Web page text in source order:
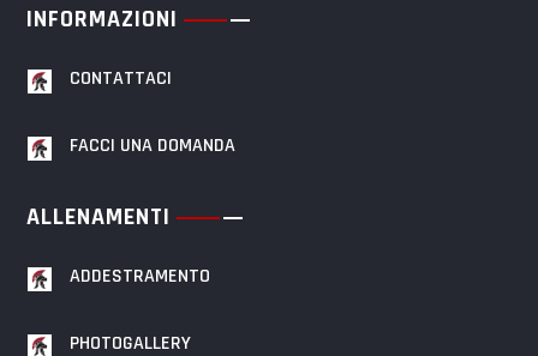
INFORMAZIONI
CONTATTACI
FACCI UNA DOMANDA
ALLENAMENTI
ADDESTRAMENTO
PHOTOGALLERY